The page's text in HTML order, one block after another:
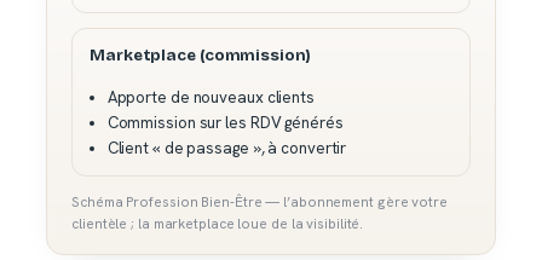
Marketplace (commission)
Apporte de nouveaux clients
Commission sur les RDV générés
Client « de passage », à convertir
Schéma Profession Bien-Être — l’abonnement gère votre
clientèle ; la marketplace loue de la visibilité.